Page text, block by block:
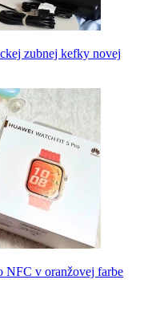
zubnej kefky novej
NFC v oranžovej farbe